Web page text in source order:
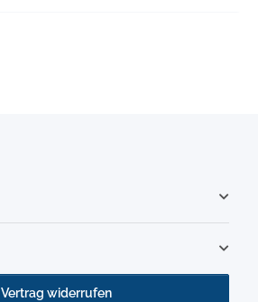
Vertrag widerrufen